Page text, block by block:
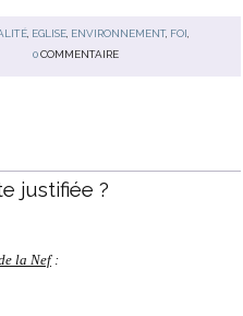
, EGLISE, ENVIRONNEMENT, FOI ,
0 COMMENTAIRE
justifiée ?
la Nef: